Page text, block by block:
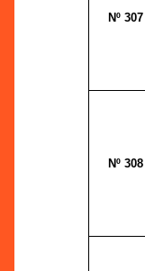
Nº 307
Nº 308